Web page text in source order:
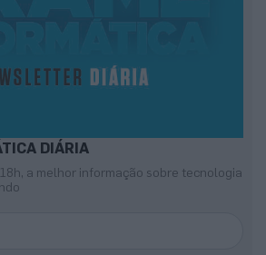
DIÁRIA
a melhor informação sobre tecnologia